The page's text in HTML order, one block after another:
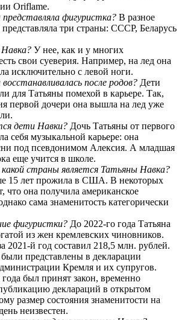
Oriflame.
фигуристка? В разное
представляла три страны: СССР, Беларусь
У нее, как и у многих
свои суеверия. Например, на лед она
исключительно с левой ноги.
после родов? Дети
для Татьяны помехой в карьере. Так,
первой дочери она вышла на лед уже
дети Навки? Дочь Татьяны от первого
себя музыкальной карьере: она
под псевдонимом Алексия. А младшая
еще учится в школе.
страны является Татьяны Навка?
15 лет прожила в США. В некоторых
она получила американское
сама знаменитость категорически
фигуристки? До 2022-го года Татьяна
из жен кремлевских чиновников.
2021-й год составил 218,5 млн. рублей.
представлены в декларации
Кремля и их супругов.
был принят закон, временно
деклараций в открытом
размер состояния знаменитости на
неизвестен.